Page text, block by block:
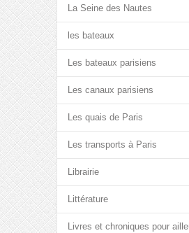
La Seine des Nautes
les bateaux
Les bateaux parisiens
Les canaux parisiens
Les quais de Paris
Les transports à Paris
Librairie
Littérature
Livres et chroniques pour